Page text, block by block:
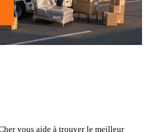
vous aide à trouver le meilleur